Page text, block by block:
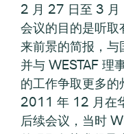
2 月 27 日至 3 月
会议的目的是听
来前景的简报，与
并与 WESTAF 理
的工作争取更多
2011 年 12 月在
后续会议，当时